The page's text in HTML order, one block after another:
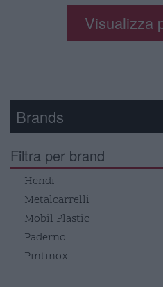
Visualizza
Brands
Filtra per brand
Hendi
Metalcarrelli
Mobil Plastic
Paderno
Pintinox